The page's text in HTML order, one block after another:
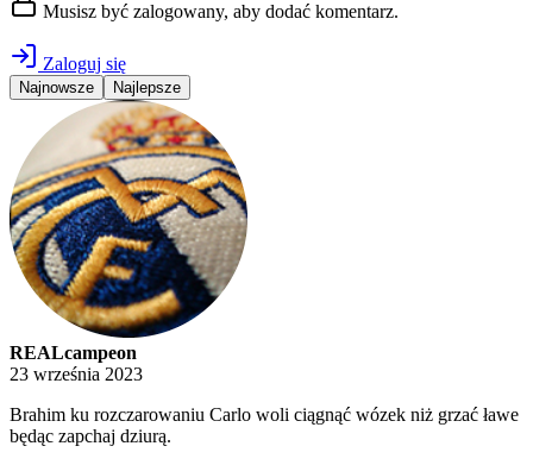
Musisz być zalogowany, aby dodać komentarz.
Zaloguj się
Najnowsze Najlepsze
REALcampeon
23 września 2023
Brahim ku rozczarowaniu Carlo woli ciągnąć wózek niż grzać ławe
będąc zapchaj dziurą.